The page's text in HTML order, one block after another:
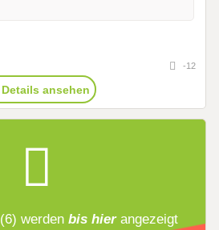
-12
Details ansehen
(6) werden bis hierangezeigt